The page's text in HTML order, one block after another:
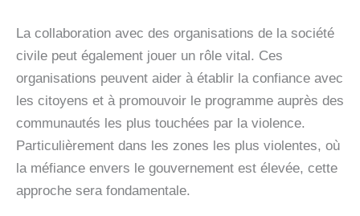
La collaboration avec des organisations de la société
civile peut également jouer un rôle vital. Ces
organisations peuvent aider à établir la confiance avec
les citoyens et à promouvoir le programme auprès des
communautés les plus touchées par la violence.
Particulièrement dans les zones les plus violentes, où
la méfiance envers le gouvernement est élevée, cette
approche sera fondamentale.